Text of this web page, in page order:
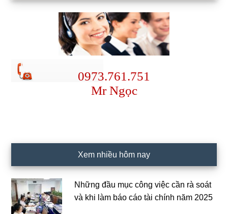
0973.761.751
Mr Ngọc
Xem nhiều hôm nay
Những đầu mục công việc cần rà soát
và khi làm báo cáo tài chính năm 2025